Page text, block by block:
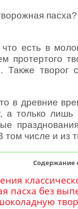
есть в
протертого
Также
в древние
а только
том числе и из
Содержание
пасха без